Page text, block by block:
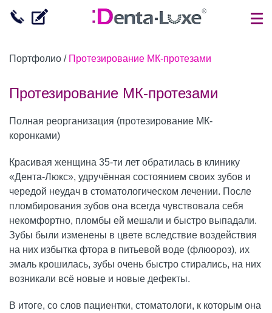
Портфолио / Протезирование МК-протезами
Протезирование МК-протезами
Полная реорганизация (протезирование МК-
коронками)
Красивая женщина 35-ти лет обратилась в клинику
«Дента-Люкс», удручённая состоянием своих зубов и
чередой неудач в стоматологическом лечении. После
пломбирования зубов она всегда чувствовала себя
некомфортно, пломбы ей мешали и быстро выпадали.
Зубы были изменены в цвете вследствие воздействия
на них избытка фтора в питьевой воде (флюороз), их
эмаль крошилась, зубы очень быстро стирались, на них
возникали всё новые и новые дефекты.
В итоге, со слов пациентки, стоматологи, к которым она
Вопрос-Ответ
Расписание
нарушений
Аксиография / кондилография
Сплинт-терапия
Лечение ВНЧС
Лечение дёсен и пародонта
Рентгеновское исследование
Лечение пульпита
Лечение периодонтита
Лечение зубов под микроскопом
Хирургия
имплантации
Имплантация
Мини-импланты
Синус-лифтинг
Удаление зубов
Протезирование зубов
3D сканирование
Керамические коронки
Мостовидные протезы
Ортодонтия (исправление прикуса)
Детская стоматология
Профессиональная гигиена
Лечение флюорозных зубов
Микроабразия зубов